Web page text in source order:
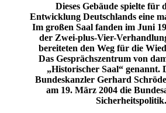
Dieses Gebäude spielte für
Entwicklung Deutschlands eine
Im großen Saal fanden im Juni
der Zwei-plus-Vier-
bereiteten den Weg für die
Das Gesprächszentrum von
„Historischer Saal“ genannt.
Bundeskanzler Gerhard
am 19. März 2004 die
Sicherheitspolitik.